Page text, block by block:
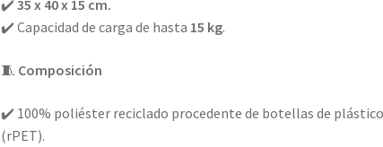
✔️35 x 40 x 15 cm.
✔️ Capacidad de carga de hasta 15 kg.
🧵 Composición
✔️ 100% poliéster reciclado procedente de botellas de
(rPET).